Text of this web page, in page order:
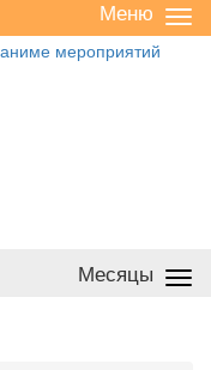
/
Меню
Месяцы